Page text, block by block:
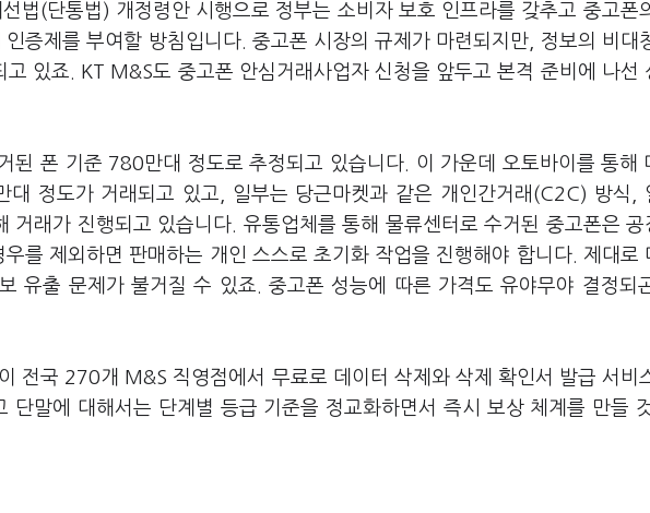
법(단통법) 개정령안 시행으로 정부는 소비자 보호 인프라를 갖추고 중고폰
증제를 부여할 방침입니다. 중고폰 시장의 규제가 마련되지만, 정보의 비대
고 있죠. KT M&S도 중고폰 안심거래사업자 신청을 앞두고 본격 준비에 나선
된 폰 기준 780만대 정도로 추정되고 있습니다. 이 가운데 오토바이를 통해
대 정도가 거래되고 있고, 일부는 당근마켓과 같은 개인간거래(C2C) 방식,
거래가 진행되고 있습니다. 유통업체를 통해 물류센터로 수거된 중고폰은 공
를 제외하면 판매하는 개인 스스로 초기화 작업을 진행해야 합니다. 제대로
유출 문제가 불거질 수 있죠. 중고폰 성능에 따른 가격도 유야무야 결정되
전국 270개 M&S 직영점에서 무료로 데이터 삭제와 삭제 확인서 발급 서비
단말에 대해서는 단계별 등급 기준을 정교화하면서 즉시 보상 체계를 만들